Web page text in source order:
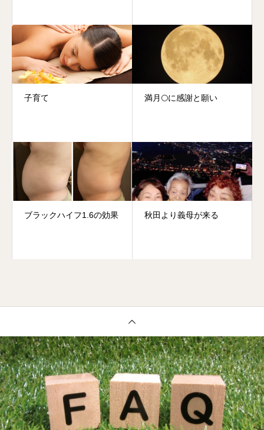
子育て 満月🌕に感謝と願い
ブラックハイフ1.6の効果 秋田より義母が来る